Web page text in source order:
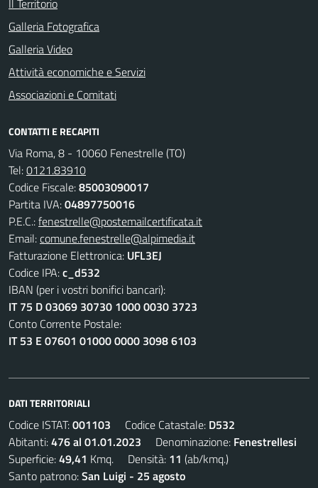
Il Territorio
Galleria Fotografica
Galleria Video
Attività economiche e Servizi
Associazioni e Comitati
CONTATTI E RECAPITI
Via Roma, 8 - 10060 Fenestrelle (TO)
Tel:0121.83910
Codice Fiscale:85003090017
Partita IVA:04897750016
P.E.C.:fenestrelle@postemailcertificata.it
Email:comune.fenestrelle@alpimedia.it
Fatturazione Elettronica: UFL3EJ
Codice IPA:c_d532
IBAN (per i vostri bonifici bancari):
IT 75 D 03069 30730 1000 0030 3723
Conto Corrente Postale:
IT 53 E 07601 01000 0000 3098 6103
DATI TERRITORIALI
Codice ISTAT:001103 Codice Catastale: D532
Abitanti:476 al 01.01.2023 Denominazione: Fenestrellesi
Superficie:49,41 Kmq. Densità: 11 (ab/kmq.)
Santo patrono:San Luigi - 25 agosto